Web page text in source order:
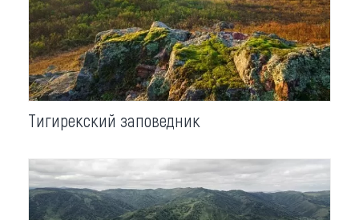
Тигирекский заповедник